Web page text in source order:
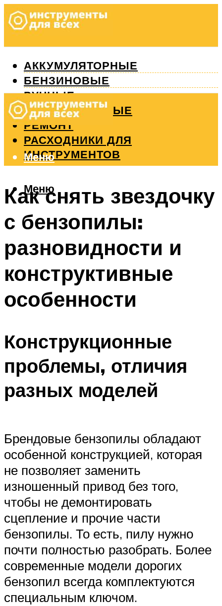
АККУМУЛЯТОРНЫЕ
БЕНЗИНОВЫЕ
РУЧНЫЕ
ИЗМЕРИТЕЛЬНЫЕ
РЕМОНТ
РАСХОДНИКИ ДЛЯ
ИНСТРУМЕНТОВ
Меню
Меню
Как снять звездочку
с бензопилы:
разновидности и
конструктивные
особенности
Конструкционные
проблемы, отличия
разных моделей
Брендовые бензопилы обладают
особенной конструкцией, которая
не позволяет заменить
изношенный привод без того,
чтобы не демонтировать
сцепление и прочие части
бензопилы. То есть, пилу нужно
почти полностью разобрать. Более
современные модели дорогих
бензопил всегда комплектуются
специальным ключом.